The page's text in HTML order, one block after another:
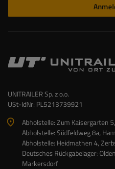
UNITRAILER Sp. z o.o.
USt-IdNr: PL5213739921
Abholstelle: Zum Kaisergarten
Abholstelle: Südfeldweg 8a,
Abholstelle: Heidmathen 4,
Deutsches Rückgabelager:
Markersdorf